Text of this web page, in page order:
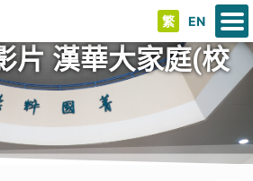
繁 EN
片 漢華大家庭(校